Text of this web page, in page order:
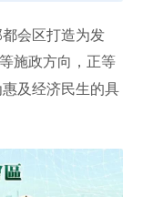
会区打造为发
施政方向，正等
及经济民生的具